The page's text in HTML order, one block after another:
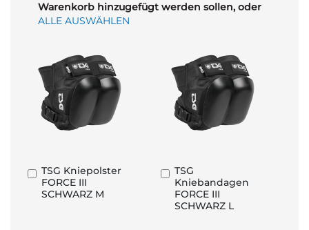
Warenkorb hinzugefügt werden sollen, oder
ALLE AUSWÄHLEN
TSG Kniepolster
FORCE III
SCHWARZ M
In
den
Warenkorb
TSG
Kniebandagen
FORCE III
SCHWARZ L
In
den
Warenkorb